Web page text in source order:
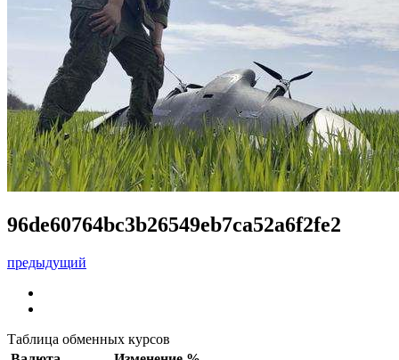
96de60764bc3b26549eb7ca52a6f2fe2
предыдущий
Таблица обменных курсов